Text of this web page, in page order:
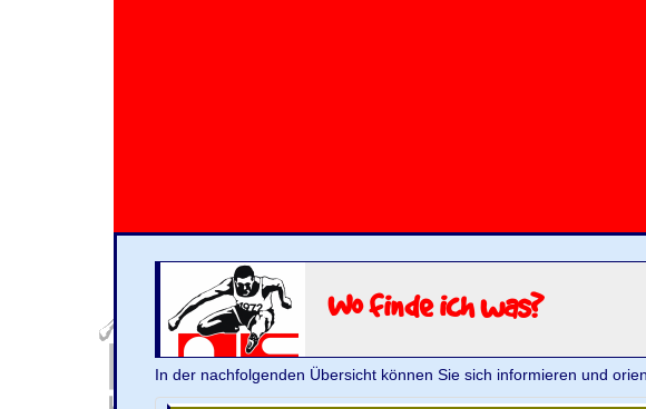
Wo finde ich was?
In der nachfolgenden Übersicht können Sie sich informieren und